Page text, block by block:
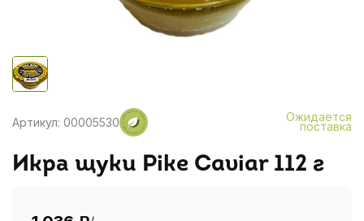
Артикул: 00005530 Ожидается
поставка
Икра щуки Pike Caviar 112 г